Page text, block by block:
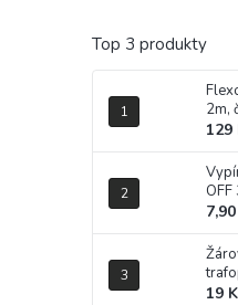
Top 3 produkty
2m,
129
19